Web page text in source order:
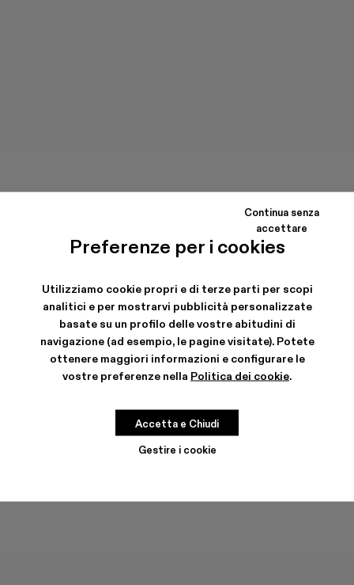
Preferenze per i cookies
Utilizziamo cookie propri e di terze parti per scopi
analitici e per mostrarvi pubblicità personalizzate
basate su un profilo delle vostre abitudini di
navigazione (ad esempio, le pagine visitate). Potete
ottenere maggiori informazioni e configurare le
vostre preferenze nella Politica dei cookie.
Gestire i cookie
Continua senza
accettare
Accetta e Chiudi
-40%310 €
192 € -20%240 €